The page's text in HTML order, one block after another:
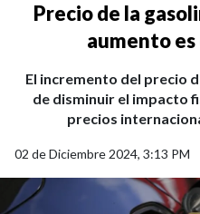
Precio de la
aumento es
El incremento del precio
de disminuir el impacto
precios
02 de Diciembre 2024, 3:13 PM